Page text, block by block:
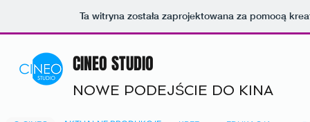
Ta witryna została zaprojektowana za pomocą
CINEO STUDIO
NOWE PODEJŚCIE DO KINA